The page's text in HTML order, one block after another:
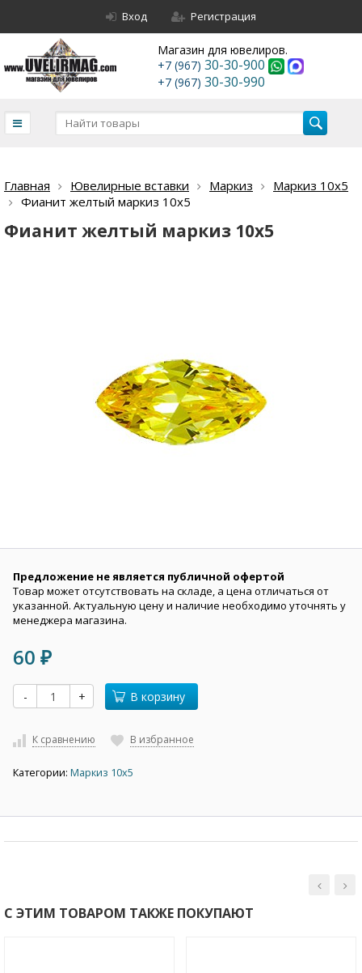
Вход Регистрация
Магазин для ювелиров.
+7 (967) 30-30-900
+7 (967) 30-30-990
Главная Ювелирные вставки Маркиз
Маркиз 10х5
Фианит желтый маркиз 10х5
Фианит желтый маркиз 10х5
Предложение не является публичной офертой
Товар может отсутствовать на складе, а цена отличаться от
указанной. Актуальную цену и наличие необходимо уточнять у
менеджера магазина.
60 ₽
- + В корзину
К сравнению В избранное
Категории: Маркиз 10х5
С ЭТИМ ТОВАРОМ ТАКЖЕ ПОКУПАЮТ